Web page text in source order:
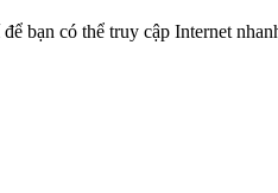
có thể truy cập Internet